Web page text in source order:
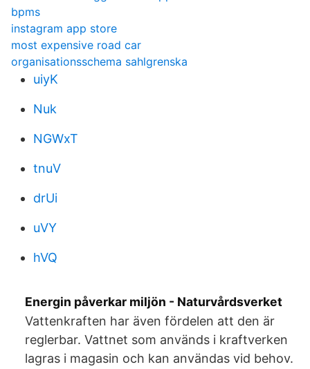
bpms
instagram app store
most expensive road car
organisationsschema sahlgrenska
uiyK
Nuk
NGWxT
tnuV
drUi
uVY
hVQ
Energin påverkar miljön - Naturvårdsverket
Vattenkraften har även fördelen att den är
reglerbar. Vattnet som används i kraftverken
lagras i magasin och kan användas vid behov.